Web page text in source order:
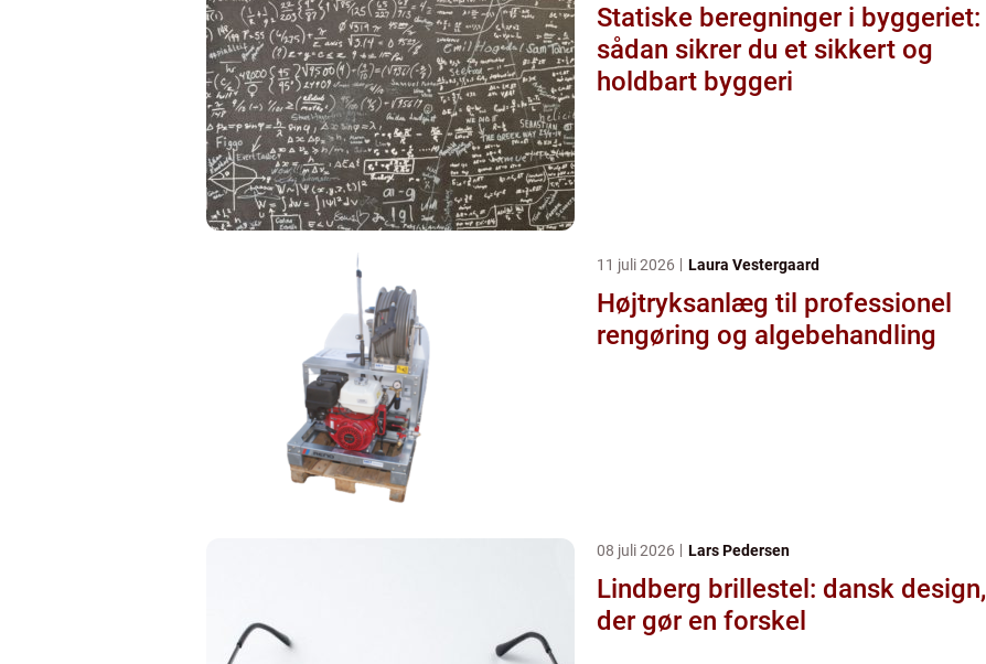
Statiske beregninger i byggeriet:
sådan sikrer du et sikkert og
holdbart byggeri
11 juli 2026 Laura Vestergaard
Højtryksanlæg til professionel
rengøring og algebehandling
08 juli 2026 Lars Pedersen
Lindberg brillestel: dansk design,
der gør en forskel